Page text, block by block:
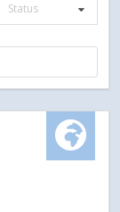
Status